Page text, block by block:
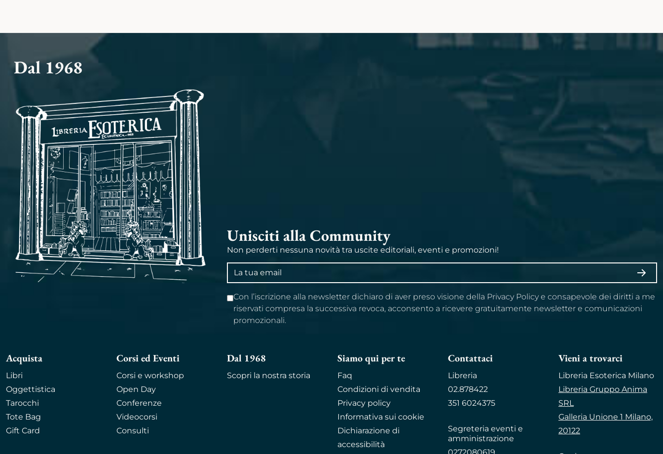
Dal 1968
Unisciti alla Community
Non perderti nessuna novità tra uscite editoriali, eventi e promozioni!
Indirizzo
email
Con l’iscrizione alla newsletter dichiaro di aver preso visione della Privacy Policy e consapevole dei diritti a me
riservati compresa la successiva revoca, acconsento a ricevere gratuitamente newsletter e comunicazioni
promozionali.
Acquista
Libri
Oggettistica
Tarocchi
Tote Bag
Gift Card
Corsi ed Eventi
Corsi e workshop
Open Day
Conferenze
Videocorsi
Consulti
Dal 1968
Scopri la nostra storia
Siamo qui per te
Faq
Condizioni di vendita
Privacy policy
Informativa sui cookie
Dichiarazione di
accessibilità
Contattaci
Libreria
02.878422
351 6024375
Segreteria eventi e
amministrazione
Vieni a trovarci
Libreria Esoterica Milano
Libreria Gruppo Anima
SRL
Galleria Unione 1 Milano,
20122